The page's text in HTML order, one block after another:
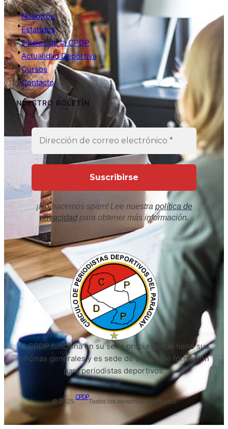
Nosotros
Estatutos
Filiales de la CPDP
Actualidad Deportiva
Cursos
Contacto
NUESTRO BOLETÍN
¡No hacemos spam! Lee nuestra política de
privacidadpara obtener más información.
El CPDP funciona en su sede propia donde tiene sus
oficinas generales y es sede de cursos de formación
para periodistas deportivos.
© 2025.
CPDP
Todos los derechos reservados